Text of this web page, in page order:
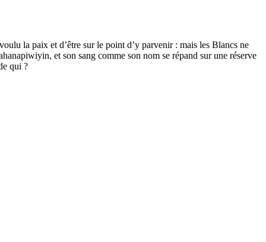
la paix et d’être sur le point d’y parvenir : mais les Blancs ne
et son sang comme son nom se répand sur une réserve
qui ?